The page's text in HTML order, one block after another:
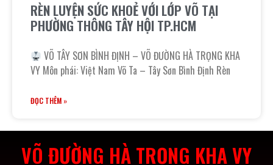
RÈN LUYỆN SỨC KHOẺ VỚI LỚP VÕ TẠI
PHƯỜNG THÔNG TÂY HỘI TP.HCM
VÕ TÂY SƠN BÌNH ĐỊNH – VÕ ĐƯỜNG HÀ TRỌNG KHA
VY Môn phái: Việt Nam Võ Ta – Tây Sơn Bình Định Rèn
ĐỌC THÊM »
VÕ ĐƯỜNG HÀ TRỌNG KHA VY